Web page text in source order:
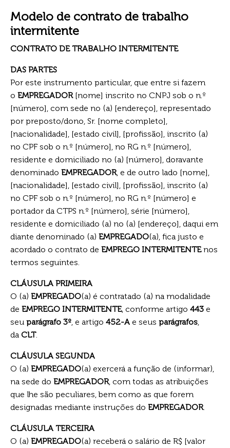
Modelo de contrato de trabalho
intermitente
CONTRATO DE TRABALHO INTERMITENTE
DAS PARTES
Por este instrumento particular, que entre si fazem
o EMPREGADOR[nome] inscrito no CNPJ sob o n.º
[número], com sede no (a) [endereço], representado
por preposto/dono, Sr. [nome completo],
[nacionalidade], [estado civil], [profissão], inscrito (a)
no CPF sob o n.º [número], no RG n.º [número],
residente e domiciliado no (a) [número], doravante
denominado EMPREGADOR, e de outro lado [nome],
[nacionalidade], [estado civil], [profissão], inscrito (a)
no CPF sob o n.º [número], no RG n.º [número] e
portador da CTPS n.º [número], série [número],
residente e domiciliado (a) no (a) [endereço], daqui em
diante denominado (a) EMPREGADO(a), fica justo e
acordado o contrato de EMPREGO INTERMITENTEnos
termos seguintes.
CLÁUSULA PRIMEIRA
O (a) EMPREGADO(a) é contratado (a) na modalidade
de EMPREGO INTERMITENTE, conforme artigo 443 e
seu parágrafo 3º, e artigo 452-A e seus parágrafos,
da CLT.
CLÁUSULA SEGUNDA
O (a) EMPREGADO(a) exercerá a função de (informar),
na sede do EMPREGADOR, com todas as atribuições
que lhe são peculiares, bem como as que forem
designadas mediante instruções do EMPREGADOR.
CLÁUSULA TERCEIRA
O (a) EMPREGADO(a) receberá o salário de R$ [valor